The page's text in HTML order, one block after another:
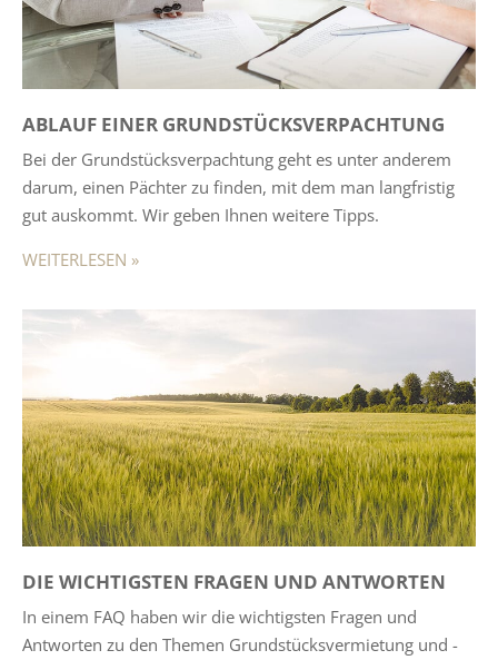
ABLAUF EINER GRUNDSTÜCKSVERPACHTUNG
Bei der Grundstücksverpachtung geht es unter anderem
darum, einen Pächter zu finden, mit dem man langfristig
gut auskommt. Wir geben Ihnen weitere Tipps.
WEITERLESEN »
DIE WICHTIGSTEN FRAGEN UND ANTWORTEN
In einem FAQ haben wir die wichtigsten Fragen und
Antworten zu den Themen Grundstücksvermietung und -